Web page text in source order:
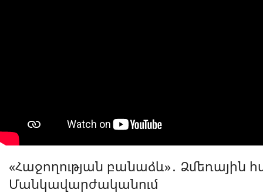
«Հաջողության բանաձև»․ Ձմեռային
Մանկավարժականում